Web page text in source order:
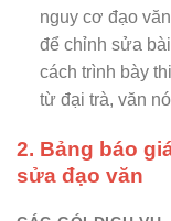
nguy cơ đạo
để chỉnh sửa
cách trình bày
từ đại trà, văn
2. Bảng báo
sửa đạo văn